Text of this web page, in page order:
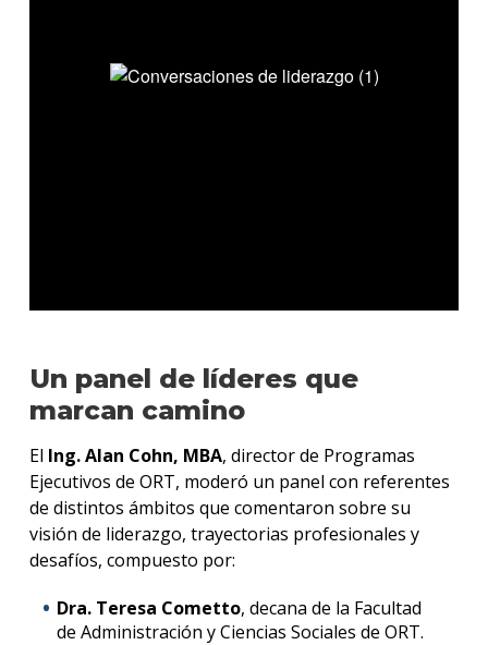
Un panel de líderes que
marcan camino
El Ing. Alan Cohn, MBA, director de Programas
Ejecutivos de ORT, moderó un panel con referentes
de distintos ámbitos que comentaron sobre su
visión de liderazgo, trayectorias profesionales y
desafíos, compuesto por:
Dra. Teresa Cometto, decana de la Facultad
de Administración y Ciencias Sociales de ORT.